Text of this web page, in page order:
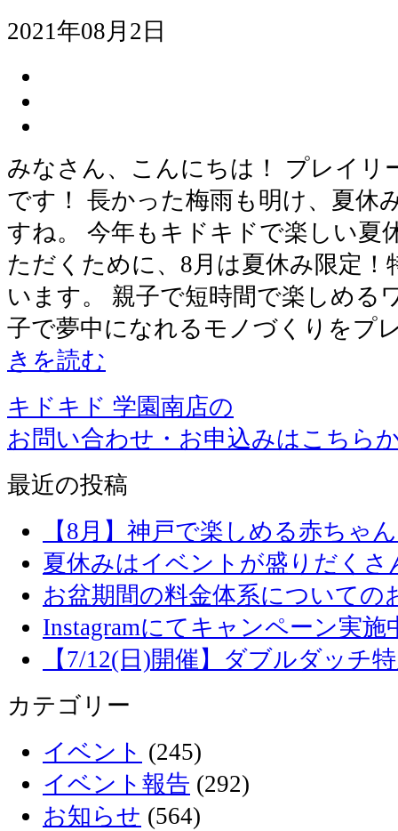
2021年08月2日
みなさん、こんにちは！ プレイリ
です！ 長かった梅雨も明け、夏休
すね。 今年もキドキドで楽しい夏
ただくために、8月は夏休み限定
います。 親子で短時間で楽しめる
子で夢中になれるモノづくりをプ
きを読む
キドキド 学園南店の
お問い合わせ・お申込みはこちら
最近の投稿
【8月】神戸で楽しめる赤ちゃ
夏休みはイベントが盛りだくさ
お盆期間の料金体系についての
Instagramにてキャンペーン実施
【7/12(日)開催】ダブルダッチ
カテゴリー
イベント (245)
イベント報告 (292)
お知らせ (564)